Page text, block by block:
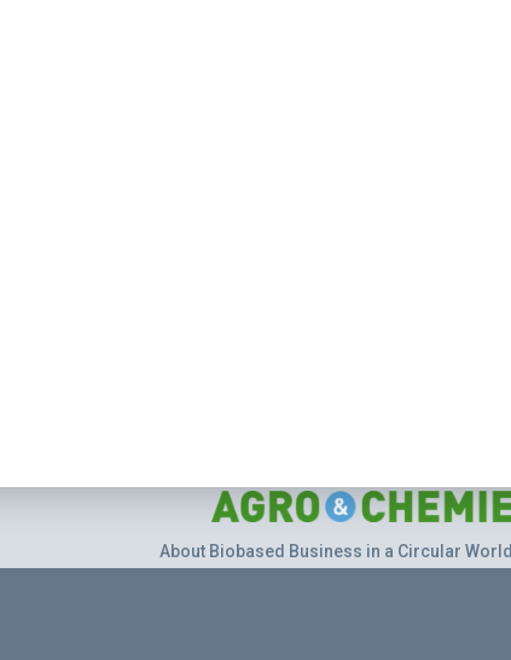
About Biobased Business in a Circular World